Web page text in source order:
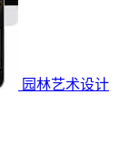
园林艺术设计